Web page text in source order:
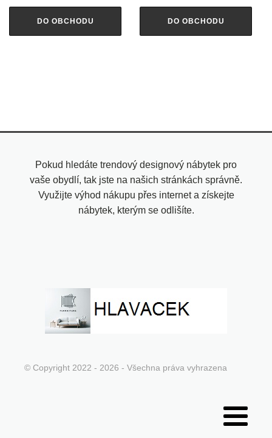
DO OBCHODU DO OBCHODU
Pokud hledáte trendový designový nábytek pro
vaše obydlí, tak jste na našich stránkách správně.
Využijte výhod nákupu přes internet a získejte
nábytek, kterým se odlišíte.
© Copyright 2022 - 2026 - Všechna práva vyhrazena